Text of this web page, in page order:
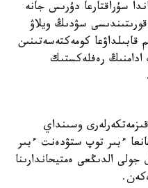
سۇراقتارعا دۇرىس جانە
سۋدىڭ ويلاۋ
كومەكتەسەتىنىن
رەفلەكستىك
وسىنداي
ءبىر توپ ستۋدەنت ءبىر
الدىڭعى ەمتيحاندارىنا